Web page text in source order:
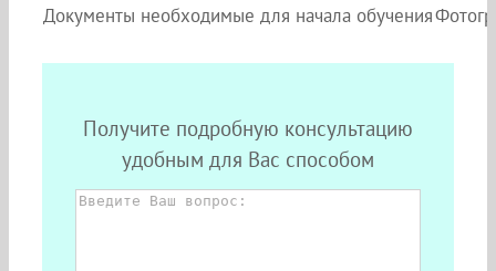
Документы необходимые для начала обучения
Получите подробную консультацию
удобным для Вас способом